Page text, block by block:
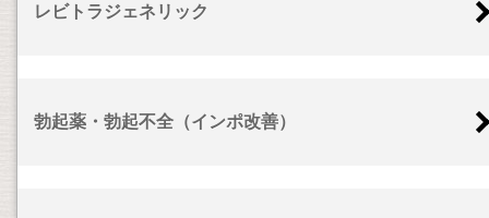
レビトラジェネリック
勃起薬・勃起不全（インポ改善）